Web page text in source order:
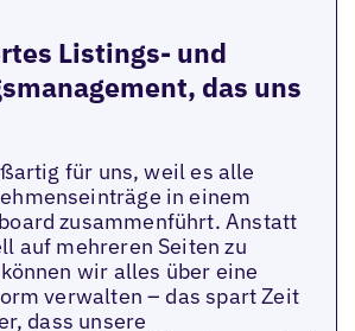
Listings- und
das uns
für uns, weil es alle
in einem
zusammenführt. Anstatt
auf mehreren Seiten zu
wir alles über eine
verwalten – das spart Zeit
dass unsere